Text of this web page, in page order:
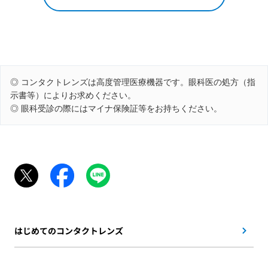
◎ コンタクトレンズは高度管理医療機器です。眼科医の処方（指
示書等）によりお求めください。
◎ 眼科受診の際にはマイナ保険証等をお持ちください。
はじめてのコンタクトレンズ